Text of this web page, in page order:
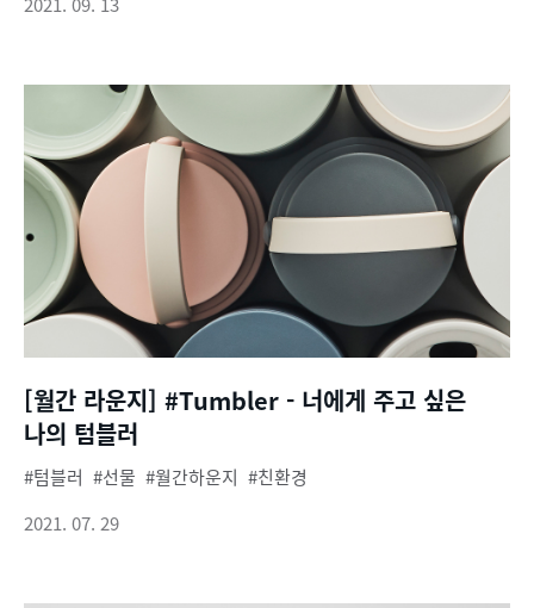
[월간 라운지] #Tumbler - 너에게 주고 싶은
나의 텀블러
텀블러 선물 월간하운지
친환경
2021. 07. 29